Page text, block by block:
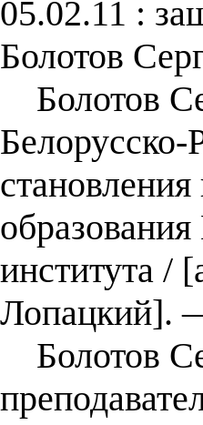
05.02.11 :
Болотов
Болотов
Белорусско-
института /
Лопацкий].
Болотов